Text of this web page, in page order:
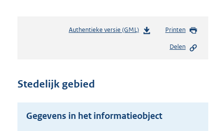
Authentieke versie (GML)b
s
r
Printen
Delen
Stedelijk gebied
Gegevens in het informatieobject